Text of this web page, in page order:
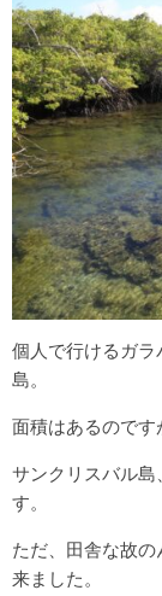
カザフスタン
タイ
ラオス
ミャンマー
インドネシア
ベトナム
europe
スペイン巡礼
latin America
グアテマラ
キューバ
個人で行けるガラ
島。
面積はあるのです
サンクリスバル
す。
ただ、田舎な故
来ました。